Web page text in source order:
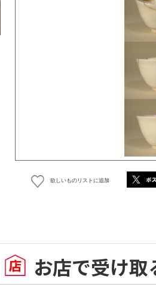
欲しいものリストに追加
お店で受け取